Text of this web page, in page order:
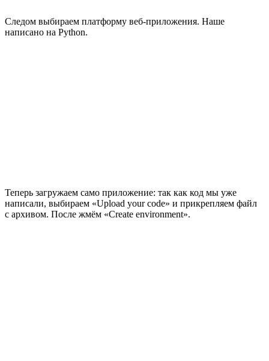
Следом выбираем платформу веб-приложения. Наше
написано на Python.
Теперь загружаем само приложение: так как код мы уже
написали, выбираем «Upload your code» и прикрепляем файл
с архивом. После жмём «Create environment».